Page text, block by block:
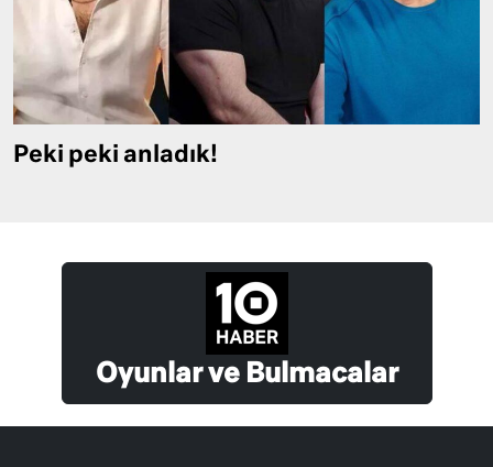
Peki peki anladık!
Oyunlar ve Bulmacalar